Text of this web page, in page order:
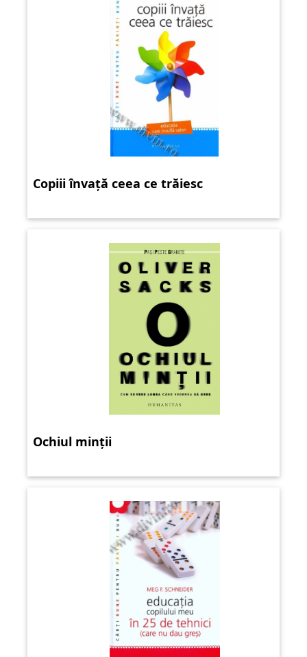
Copiii învață ceea ce trăiesc
Ochiul minții